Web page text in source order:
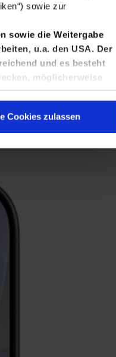
sowie zur
sowie die Weitergabe
u.a. den USA. Der
und es besteht
möglicherweise
Cookies zulassen